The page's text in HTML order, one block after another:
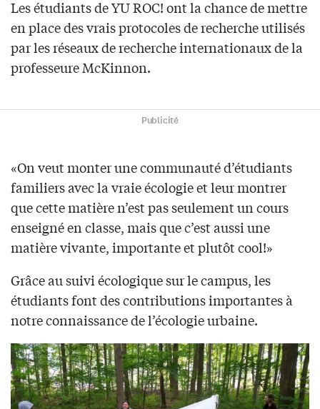
Les étudiants de YU ROC! ont la chance de mettre
en place des vrais protocoles de recherche utilisés
par les réseaux de recherche internationaux de la
professeure McKinnon.
Publicité
«On veut monter une communauté d’étudiants
familiers avec la vraie écologie et leur montrer
que cette matière n’est pas seulement un cours
enseigné en classe, mais que c’est aussi une
matière vivante, importante et plutôt cool!»
Grâce au suivi écologique sur le campus, les
étudiants font des contributions importantes à
notre connaissance de l’écologie urbaine.